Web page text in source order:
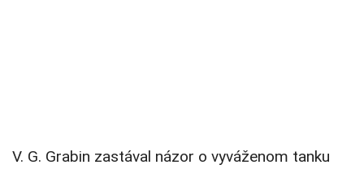
V. G. Grabin zastával názor o vyváženom tanku